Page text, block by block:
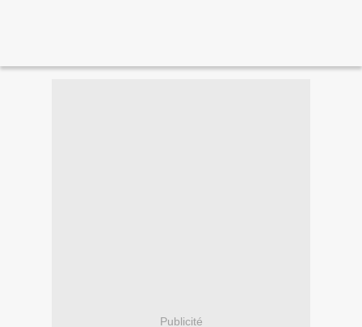
Publicité